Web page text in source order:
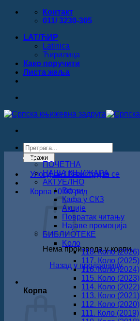
Прескочи
Контакт
011/ 3230-305
LAT/ЋИР
Latinica
Ћирилица
Како поручити
Листa жеља
Products
search
Тражи
Улогуј се / Региструјте се
Корпа /0.00рсд
Нема производа у корпи.
Назад у продавницу
Корпа
ПОЧЕТНА
НАША КЊИЖАРА
АКТУЕЛНО
Вести
Кафа у СКЗ
Акције
Повратак читању
Најаве промоција
БИБЛИОТЕКЕ
Koло
118. Коло (2026)
117. Коло (2025)
116. Коло (2024)
115. Коло (2023)
114. Коло (2022)
113. Коло (2021)
112. Коло (2020)
111. Коло (2019)